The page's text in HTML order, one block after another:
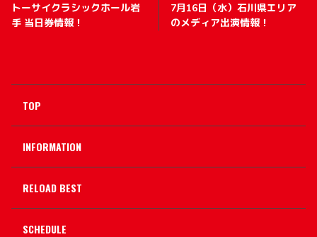
トーサイクラシックホール岩
手 当日券情報！
7月16日（水）石川県エリア
のメディア出演情報！
TOP
INFORMATION
RELOAD BEST
SCHEDULE